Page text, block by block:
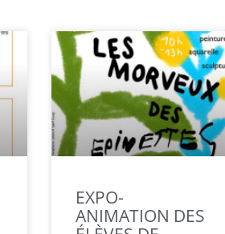
EXPO-
ANIMATION DES